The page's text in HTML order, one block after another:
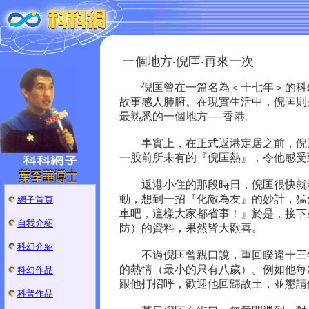
網子首頁
自我介紹
科幻介紹
科幻作品
科普作品
一個地方‧倪匡‧再來一次
倪匡曾在一篇名為＜十七年＞的科
故事感人肺腑。在現實生活中，倪匡
最熟悉的一個地方──香港。
事實上，在正式返港定居之前，倪
一股前所未有的『倪匡熱』，令他感
返港小住的那段時日，倪匡很快就
動，想到一招『化敵為友』的妙計，
車吧，這樣大家都省事！』於是，接
防）的資料，果然皆大歡喜。
不過倪匡曾親口說，重回睽違十三
的熱情（最小的只有八歲）。例如他
跟他打招呼，歡迎他回歸故土，並懇